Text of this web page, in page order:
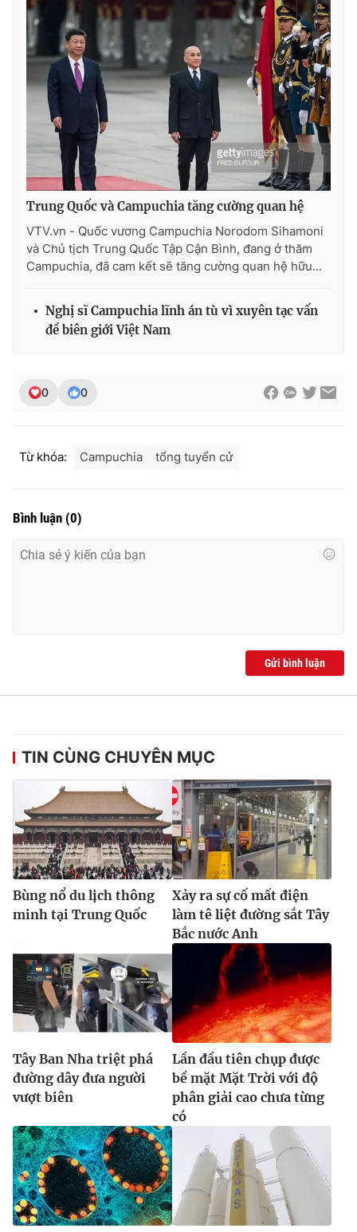
Photo Infographic
Video Shorts video
VTV Money VTV Thể thao
VTV Sức khoẻ Bất động sản
Thị trường 24h Tấm lòng Việt
VTV4 Vươn mình bằng AI
Liên hệ tòa soạn
Cơ quan chủ quản:
Nguyễn Thị Mỹ Hạnh, Phạm Quốc Thắng,
Liên hệ quảng cáo: 024-7300.7108
® Cấm sao chép dưới mọi hình thức nếu không có sự chấp
thuận bằng văn bản. Ghi rõ nguồn VTV.vn khi phát hành lại
thông tin từ website này.
Trung Quốc và Campuchia tăng cường quan hệ
VTV.vn - Quốc vương Campuchia Norodom Sihamoni
và Chủ tịch Trung Quốc Tập Cận Bình, đang ở thăm
Campuchia, đã cam kết sẽ tăng cường quan hệ hữu...
Nghị sĩ Campuchia lĩnh án tù vì xuyên tạc vấn
đề biên giới Việt Nam
0 0
Từ khóa: Campuchia tổng tuyển cử
Bình luận (0)
Gửi bình luận
TIN CÙNG CHUYÊN MỤC
Bùng nổ du lịch thông
minh tại Trung Quốc
Xảy ra sự cố mất điện
làm tê liệt đường sắt Tây
Bắc nước Anh
Tây Ban Nha triệt phá
đường dây đưa người
vượt biên
Lần đầu tiên chụp được
bề mặt Mặt Trời với độ
phân giải cao chưa từng
có